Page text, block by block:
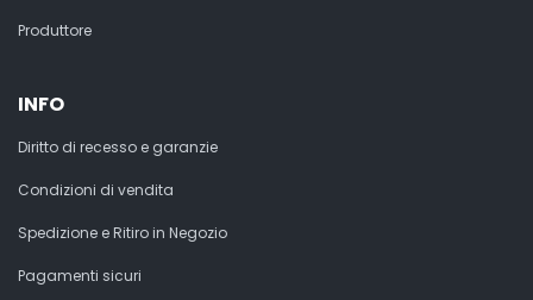
Produttore
INFO
Diritto di recesso e garanzie
Condizioni di vendita
Spedizione e Ritiro in Negozio
Pagamenti sicuri